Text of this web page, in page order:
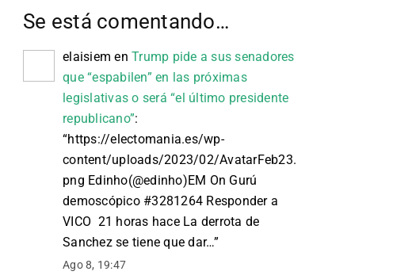
Se está comentando…
elaisiem en Trump pide a sus senadores
que “espabilen” en las próximas
legislativas o será “el último presidente
republicano”:
“https://electomania.es/wp-
content/uploads/2023/02/AvatarFeb23.
png Edinho(@edinho)EM On Gurú
demoscópico #3281264 Responder a
VICO 21 horas hace La derrota de
Sanchez se tiene que dar…”
Ago 8, 19:47